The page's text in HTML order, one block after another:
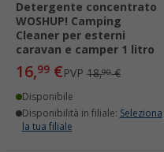
Detergente concentrato
WOSHUP! Camping
Cleaner per esterni
caravan e camper 1 litro
16,99 €PVP 18,90€
Disponibile
Disponibilità in filiale: Seleziona
la tua filiale